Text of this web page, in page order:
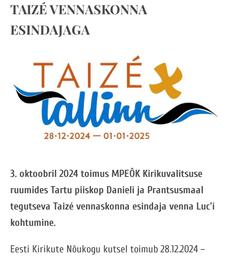
TAIZÉ VENNASKONNA
ESINDAJAGA
3. oktoobril 2024 toimus MPEÕK Kirikuvalitsuse
ruumides Tartu piiskop Danieli ja Prantsusmaal
tegutseva Taizé vennaskonna esindaja venna Luc’i
kohtumine.
Eesti Kirikute Nõukogu kutsel toimub 28.12.2024 –